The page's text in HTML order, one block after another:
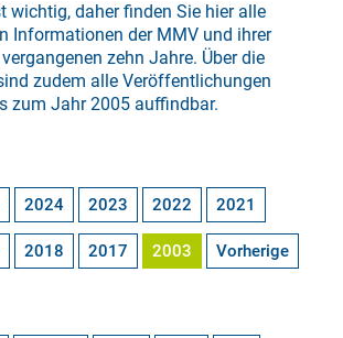
wichtig, daher finden Sie hier alle
Informationen der MMV und ihrer
zehn Jahre. Über die
zudem alle Veröffentlichungen
zum Jahr 2005 auffindbar.
2024 2023 2022 2021
2018 2017 2003 Vorherige